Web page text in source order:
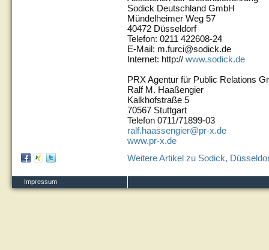
Sodick Deutschland GmbH
Mündelheimer Weg 57
40472 Düsseldorf
Telefon: 0211 422608-24
E-Mail: m.furci@sodick.de
Internet: http:// www.sodick.de
PRX Agentur für Public Relations
Ralf M. Haaßengier
Kalkhofstraße 5
70567 Stuttgart
Telefon 0711/71899-03
ralf.haassengier@pr-x.de
www.pr-x.de
Weitere Artikel zu Sodick,
Impressum